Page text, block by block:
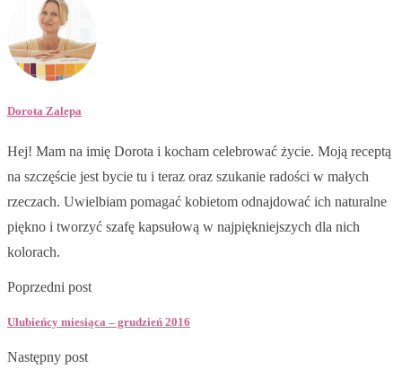
Dorota Zalepa
Hej! Mam na imię Dorota i kocham celebrować życie. Moją receptą
na szczęście jest bycie tu i teraz oraz szukanie radości w małych
rzeczach. Uwielbiam pomagać kobietom odnajdować ich naturalne
piękno i tworzyć szafę kapsułową w najpiękniejszych dla nich
kolorach.
Poprzedni post
Ulubieńcy miesiąca – grudzień 2016
Następny post